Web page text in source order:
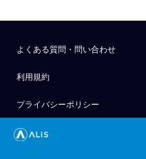
よくある質問・問い合わせ
利用規約
プライバシーポリシー
公式アナウンス